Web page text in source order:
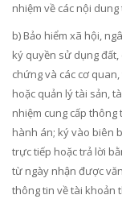
nhiệm về các nội
b) Bảo hiểm xã hội,
ký quyền sử dụng
chứng và các cơ
hoặc quản lý tài sản,
nhiệm cung cấp
hành án; ký vào biên
trực tiếp hoặc trả lời
từ ngày nhận được
thông tin về tài khoản